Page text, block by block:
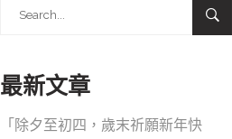
最新文章
「除夕至初四，歲末祈願新年快